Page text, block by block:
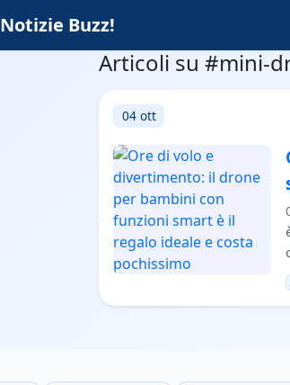
Notizie Buzz!
Articoli su #mini-
04 ott